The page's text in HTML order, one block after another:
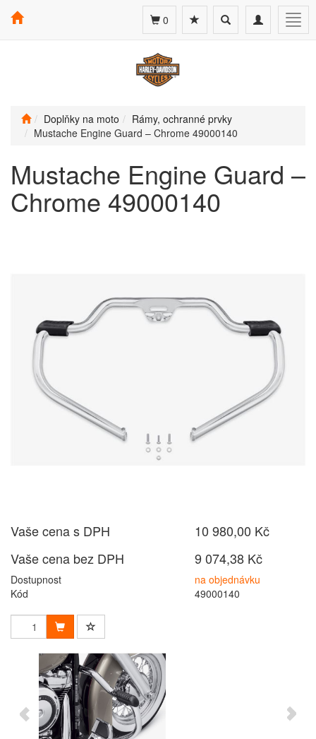
Toggle
navigation
Toggle
search
0
Doplňky na moto
Rámy, ochranné prvky
Mustache Engine Guard – Chrome 49000140
Mustache Engine Guard –
Chrome 49000140
Vaše cena s DPH
10 980,00 Kč
Vaše cena bez DPH
9 074,38 Kč
Dostupnost
na objednávku
Kód
49000140